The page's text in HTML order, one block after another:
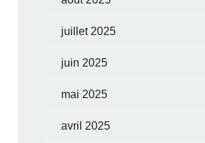
juillet 2025
juin 2025
mai 2025
avril 2025